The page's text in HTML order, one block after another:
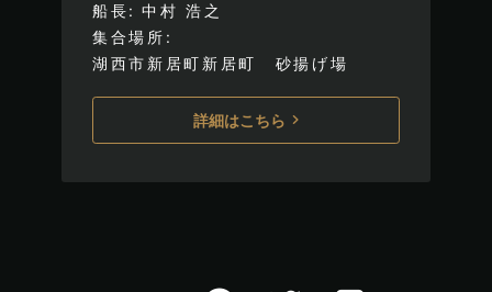
船長
中村 浩之
集合場所
湖西市新居町新居町 砂揚げ場
詳細はこちら